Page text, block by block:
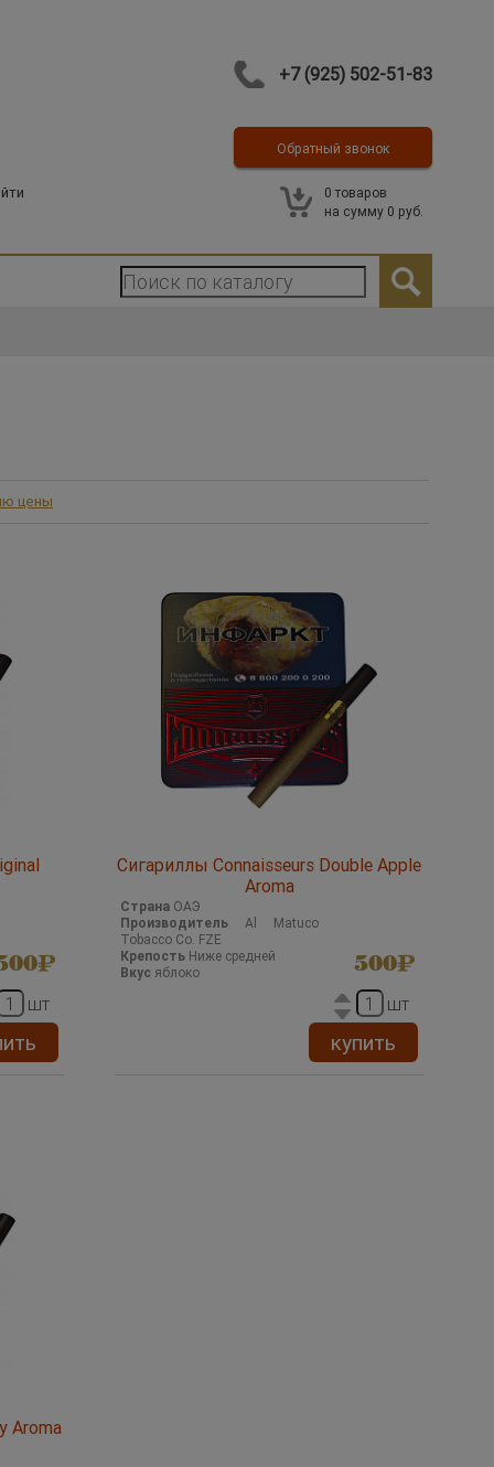
+7 (925) 502-51-83
Контакты
Обратный звонок
0 товаров
на сумму 0 руб.
цены
шт
Сигариллы Connaisseurs Double Apple
Aroma
Страна ОАЭ
Производитель Al Matuco
Tobacco Co. FZE
Крепость Ниже средней
Вкус яблоко 500
шт
купить
Aroma